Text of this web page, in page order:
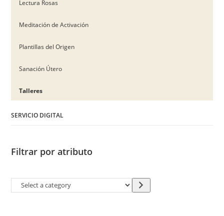
Lectura Rosas
Meditación de Activación
Plantillas del Origen
Sanación Útero
Talleres
SERVICIO DIGITAL
Filtrar por atributo